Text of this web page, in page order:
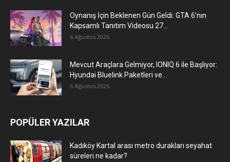
Oynanış İçin Beklenen Gün Geldi: GTA 6’nın
Kapsamlı Tanıtım Videosu 27...
6 Ağustos 2026
Mevcut Araçlara Gelmiyor, IONIQ 6 ile Başlıyor:
Hyundai Bluelink Paketleri ve...
6 Ağustos 2026
POPÜLER YAZILAR
Kadıköy Kartal arası metro durakları seyahat
süreleri ne kadar?